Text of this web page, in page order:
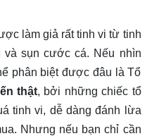
làm giả rất tinh vi từ tinh
và sụn cước cá. Nếu nhìn
phân biệt được đâu là Tổ
thật, bởi những chiếc tổ
tinh vi, dễ dàng đánh lừa
Nhưng nếu bạn chỉ cần